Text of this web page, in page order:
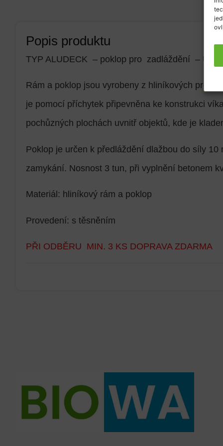
Popis produktu
TYP ALUDECK – poklop pro zadláždění –
Rám a poklop jsou vyrobeny z hliníkových
je pomocí příchytek připevněna ke konstrukci
pochůzných plochách uvnitř objektů, kde je
Poklop je určen k předláždění dlažbou do síly
zamykání. Nosnost 3 tun, při vyplnění betonem
Materiál: hliníkový rám a poklop
Provedení: s těsněním
PŘI ODBĚRU MIN. 3 KS DOPRAVA ZDARMA